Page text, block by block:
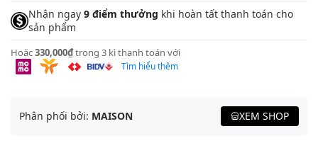
Nhận ngay 9 điểm thưởng khi hoàn tất thanh toán cho
sản phẩm
Hoặc330,000₫trong 3 kì thanh toán với
Tìm hiểu thêm
Phân phối bởi: MAISON XEM SHOP